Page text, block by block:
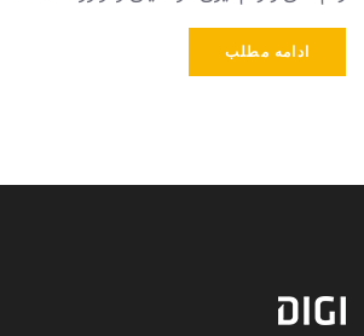
ادامه مطلب